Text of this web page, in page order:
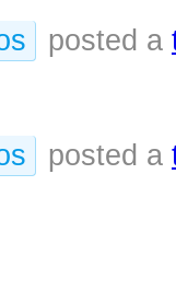
posted a
posted a